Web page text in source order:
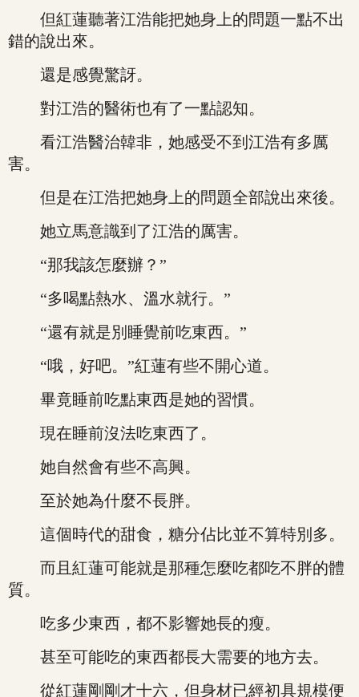
但紅蓮聽著江浩能把她身上的問題一點不出
錯的說出來。
還是感覺驚訝。
對江浩的醫術也有了一點認知。
看江浩醫治韓非，她感受不到江浩有多厲
害。
但是在江浩把她身上的問題全部說出來後。
她立馬意識到了江浩的厲害。
“那我該怎麼辦？”
“多喝點熱水、溫水就行。”
“還有就是別睡覺前吃東西。”
“哦，好吧。”紅蓮有些不開心道。
畢竟睡前吃點東西是她的習慣。
現在睡前沒法吃東西了。
她自然會有些不高興。
至於她為什麼不長胖。
這個時代的甜食，糖分佔比並不算特別多。
而且紅蓮可能就是那種怎麼吃都吃不胖的體
質。
吃多少東西，都不影響她長的瘦。
甚至可能吃的東西都長大需要的地方去。
從紅蓮剛剛才十六，但身材已經初具規模便